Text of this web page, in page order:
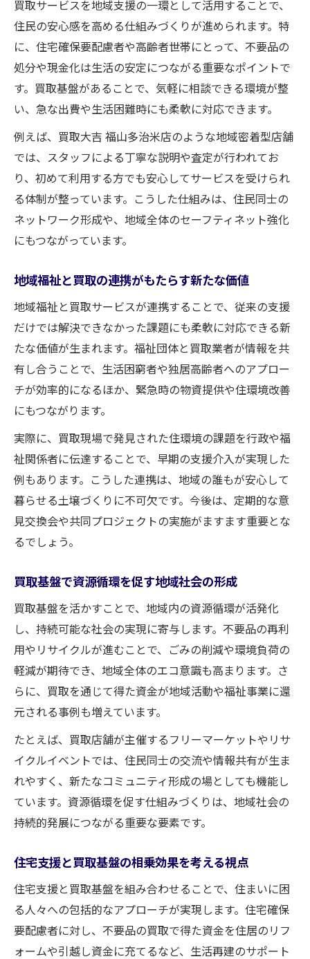
地域資源循環を促進する買取基盤の利点
買取基盤で進む地域資源の有効循環とは
買取を活用した持続可能な資源管理の工夫
地域独自の買取基盤が生むメリットの実例
住民参加による資源循環と買取の連動効果
買取基盤が地域経済と福祉をつなぐ理由
多様なニーズに応じた買取基盤の実践事例
高齢者支援に特化した買取基盤の活用事例
障害者向け買取基盤の運用から学ぶ工夫
生活困窮者支援と買取活用の具体的な事例
実践現場で見えた買取基盤の可能性と課題
買取を活用した連携で地域福祉が強化される理
由
買取連携で生まれる地域福祉の新しい形
福祉団体との協働による買取基盤の効果
支援ネットワークと買取の連携が生む成果
義
地域福祉における買取基盤の役割再考
買取サービスを地域支援の一環として活用することで、
住民の安心感を高める仕組みづくりが進められます。特
に、住宅確保要配慮者や高齢者世帯にとって、不要品の
処分や現金化は生活の安定につながる重要なポイントで
す。買取基盤があることで、気軽に相談できる環境が整
い、急な出費や生活困難時にも柔軟に対応できます。
例えば、買取大吉 福山多治米店のような地域密着型店舗
では、スタッフによる丁寧な説明や査定が行われてお
り、初めて利用する方でも安心してサービスを受けられ
る体制が整っています。こうした仕組みは、住民同士の
ネットワーク形成や、地域全体のセーフティネット強化
にもつながっています。
地域福祉と買取の連携がもたらす新たな価値
地域福祉と買取サービスが連携することで、従来の支援
だけでは解決できなかった課題にも柔軟に対応できる新
たな価値が生まれます。福祉団体と買取業者が情報を共
有し合うことで、生活困窮者や独居高齢者へのアプロー
チが効率的になるほか、緊急時の物資提供や住環境改善
にもつながります。
実際に、買取現場で発見された住環境の課題を行政や福
祉関係者に伝達することで、早期の支援介入が実現した
例もあります。こうした連携は、地域の誰もが安心して
暮らせる土壌づくりに不可欠です。今後は、定期的な意
見交換会や共同プロジェクトの実施がますます重要とな
るでしょう。
買取基盤で資源循環を促す地域社会の形成
買取基盤を活かすことで、地域内の資源循環が活発化
し、持続可能な社会の実現に寄与します。不要品の再利
用やリサイクルが進むことで、ごみの削減や環境負荷の
軽減が期待でき、地域全体のエコ意識も高まります。さ
らに、買取を通じて得た資金が地域活動や福祉事業に還
元される事例も増えています。
たとえば、買取店舗が主催するフリーマーケットやリサ
イクルイベントでは、住民同士の交流や情報共有が生ま
れやすく、新たなコミュニティ形成の場としても機能し
ています。資源循環を促す仕組みづくりは、地域社会の
持続的発展につながる重要な要素です。
住宅支援と買取基盤の相乗効果を考える視点
住宅支援と買取基盤を組み合わせることで、住まいに困
る人々への包括的なアプローチが実現します。住宅確保
要配慮者に対し、不要品の買取で得た資金を住居のリフ
ォームや引越し資金に充てるなど、生活再建のサポート